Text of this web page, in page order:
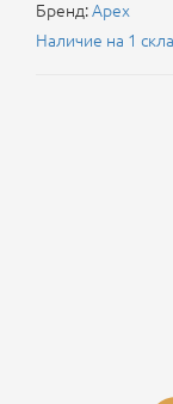
Бренд:Apex
Наличие на 1